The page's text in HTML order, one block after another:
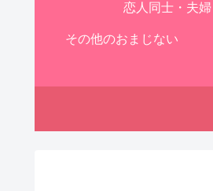
恋人同士・夫婦
その他のおまじない